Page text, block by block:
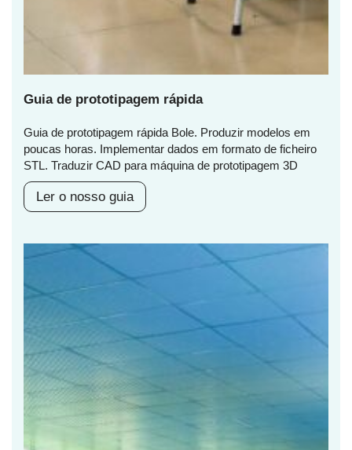
Guia de prototipagem rápida
Guia de prototipagem rápida Bole. Produzir modelos em
poucas horas. Implementar dados em formato de ficheiro
STL. Traduzir CAD para máquina de prototipagem 3D
Ler o nosso guia